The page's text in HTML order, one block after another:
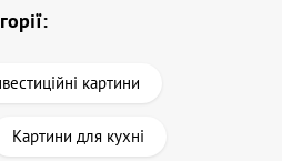
картини
Картини для кухні